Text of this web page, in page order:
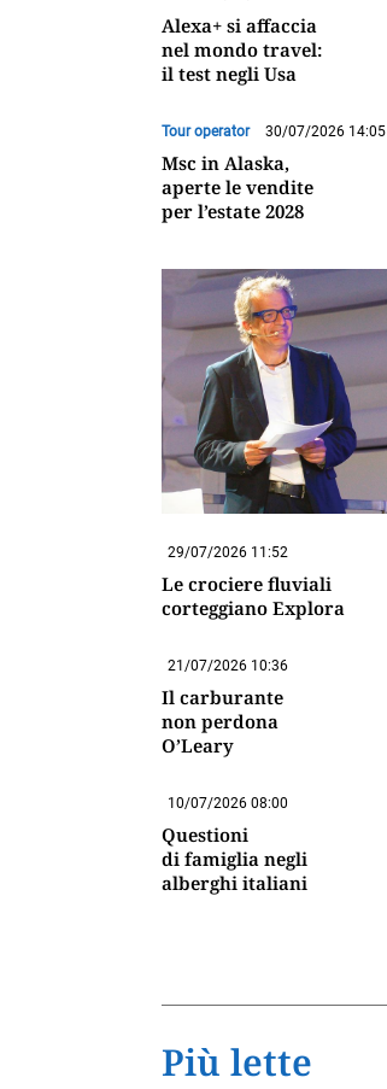
Alexa+ si affaccia
nel mondo travel:
il test negli Usa
Tour operator 30/07/2026 14:05
Msc in Alaska,
aperte le vendite
per l’estate 2028
29/07/2026 11:52
Le crociere fluviali
corteggiano Explora
21/07/2026 10:36
Il carburante
non perdona
O’Leary
10/07/2026 08:00
Questioni
di famiglia negli
alberghi italiani
Più lette